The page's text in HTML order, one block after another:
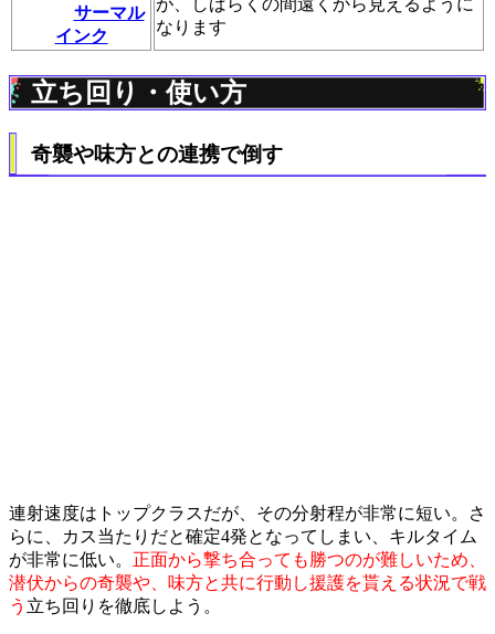
サーマル
インク
が、しばらくの間遠くから見えるように
なります
立ち回り・使い方
奇襲や味方との連携で倒す
連射速度はトップクラスだが、その分射程が非常に短い。さ
らに、カス当たりだと確定4発となってしまい、キルタイム
が非常に低い。 正面から撃ち合っても勝つのが難しいため、
潜伏からの奇襲や、味方と共に行動し援護を貰える状況で戦
う 立ち回りを徹底しよう。